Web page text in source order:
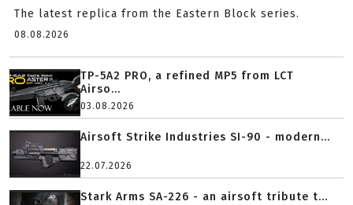
The latest replica from the Eastern Block series.
08.08.2026
TP-5A2 PRO, a refined MP5 from LCT
Airso...
03.08.2026
Airsoft Strike Industries SI-90 - modern...
22.07.2026
Stark Arms SA-226 - an airsoft tribute t...